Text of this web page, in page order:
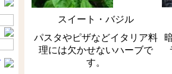
スイート・バジル
パスタやピザなどイタリア料
理には欠かせないハーブで
す。